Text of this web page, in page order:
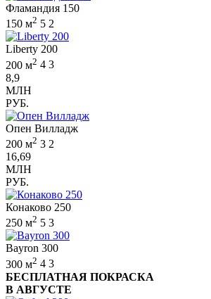
Фламандия 150
150 м2 5 2
Liberty 200
200 м2 4 3
8,9
МЛН
РУБ.
Опен Вилладж
200 м2 3 2
16,69
МЛН
РУБ.
Конаково 250
250 м2 5 3
Bayron 300
300 м2 4 3
БЕСПЛАТНАЯ ПОКРАСКА
В АВГУСТЕ